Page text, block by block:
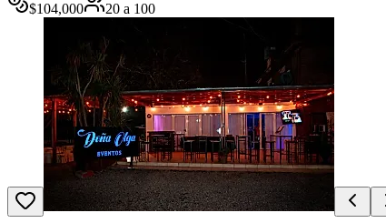
$104,000 20 a 100